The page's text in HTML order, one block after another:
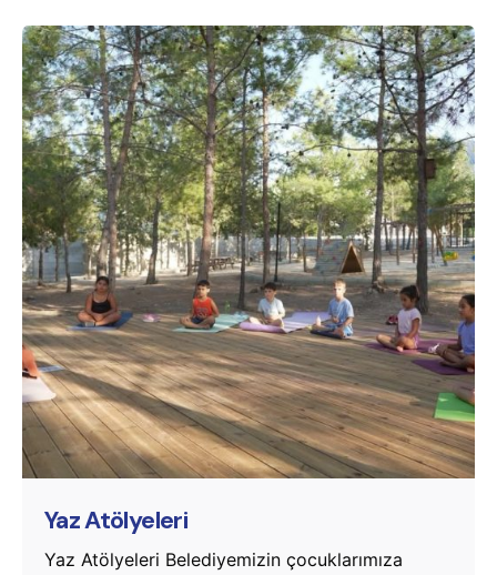
Posted by
murat.sozuak
Yaz Atölyeleri
Yaz Atölyeleri Belediyemizin çocuklarımıza